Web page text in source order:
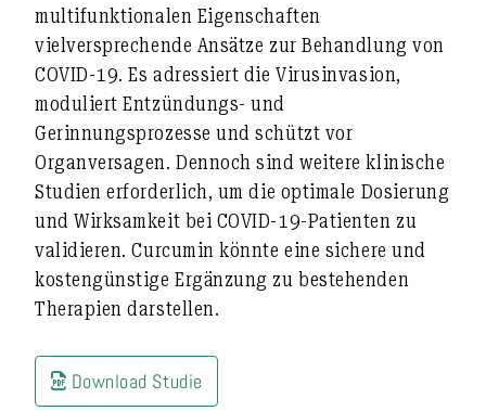
multifunktionalen Eigenschaften
vielversprechende Ansätze zur Behandlung von
COVID-19. Es adressiert die Virusinvasion,
moduliert Entzündungs- und
Gerinnungsprozesse und schützt vor
Organversagen. Dennoch sind weitere klinische
Studien erforderlich, um die optimale Dosierung
und Wirksamkeit bei COVID-19-Patienten zu
validieren. Curcumin könnte eine sichere und
kostengünstige Ergänzung zu bestehenden
Therapien darstellen.
Download Studie